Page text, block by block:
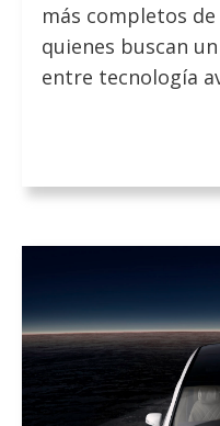
más completos
quienes buscan
entre tecnología
interior y
diferentes estilos
gama SUV de
destaca por su